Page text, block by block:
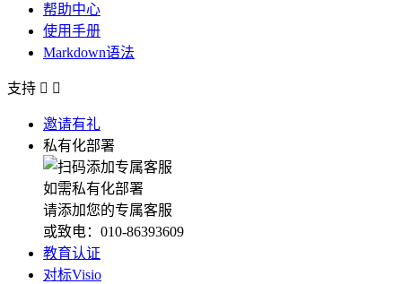
帮助中心
使用手册
Markdown语法
支持  
邀请有礼
私有化部署
如需私有化部署
请添加您的专属客服
或致电：010-86393609
教育认证
对标Visio